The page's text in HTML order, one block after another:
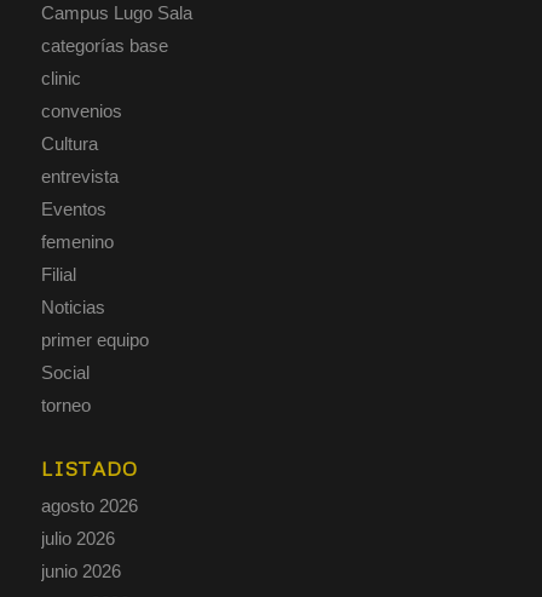
Campus Lugo Sala
categorías base
clinic
convenios
Cultura
entrevista
Eventos
femenino
Filial
Noticias
primer equipo
Social
torneo
LISTADO
agosto 2026
julio 2026
junio 2026